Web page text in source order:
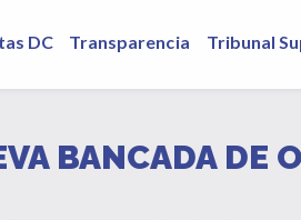
DC Transparencia Tribunal
BANCADA DE